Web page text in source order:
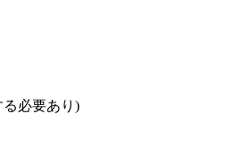
必要あり)